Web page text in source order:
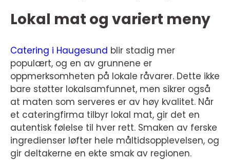
Lokal mat og variert meny
Catering i Haugesund blir stadig mer
populært, og en av grunnene er
oppmerksomheten på lokale råvarer. Dette ikke
bare støtter lokalsamfunnet, men sikrer også
at maten som serveres er av høy kvalitet. Når
et cateringfirma tilbyr lokal mat, gir det en
autentisk følelse til hver rett. Smaken av ferske
ingredienser løfter hele måltidsopplevelsen, og
gir deltakerne en ekte smak av regionen.